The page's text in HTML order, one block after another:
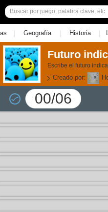
| Geografía | Historia |
Futuro
Escribe el futuro
Creado por:
00/06